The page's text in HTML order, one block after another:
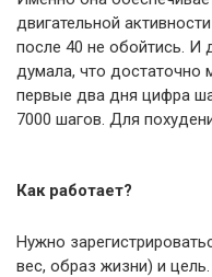
двигательной
после 40 не обойтись. И
думала, что достаточно
первые два дня цифра
7000 шагов. Для
Как работает?
Нужно
вес, образ жизни) и